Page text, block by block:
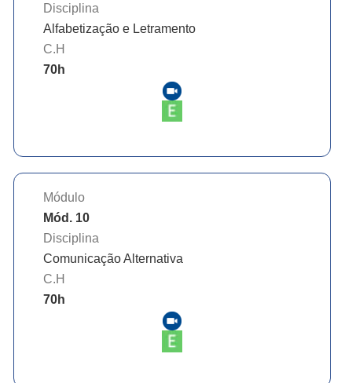
Disciplina
Alfabetização e Letramento
C.H
70h
Módulo
Mód. 10
Disciplina
Comunicação Alternativa
C.H
70h